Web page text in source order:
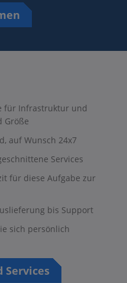
für Infrastruktur und
Größe
auf Wunsch 24x7
Services
für diese Aufgabe zur
bis Support
sich persönlich
Services